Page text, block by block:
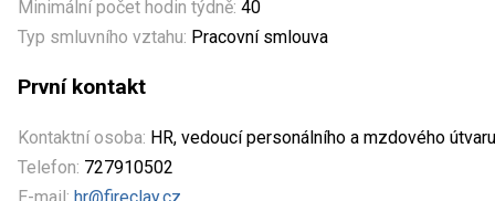
Minimální počet hodin týdně: 40
Typ smluvního vztahu: Pracovní smlouva
První kontakt
Kontaktní osoba: HR, vedoucí personálního a mzdového útvaru
Telefon: 727910502